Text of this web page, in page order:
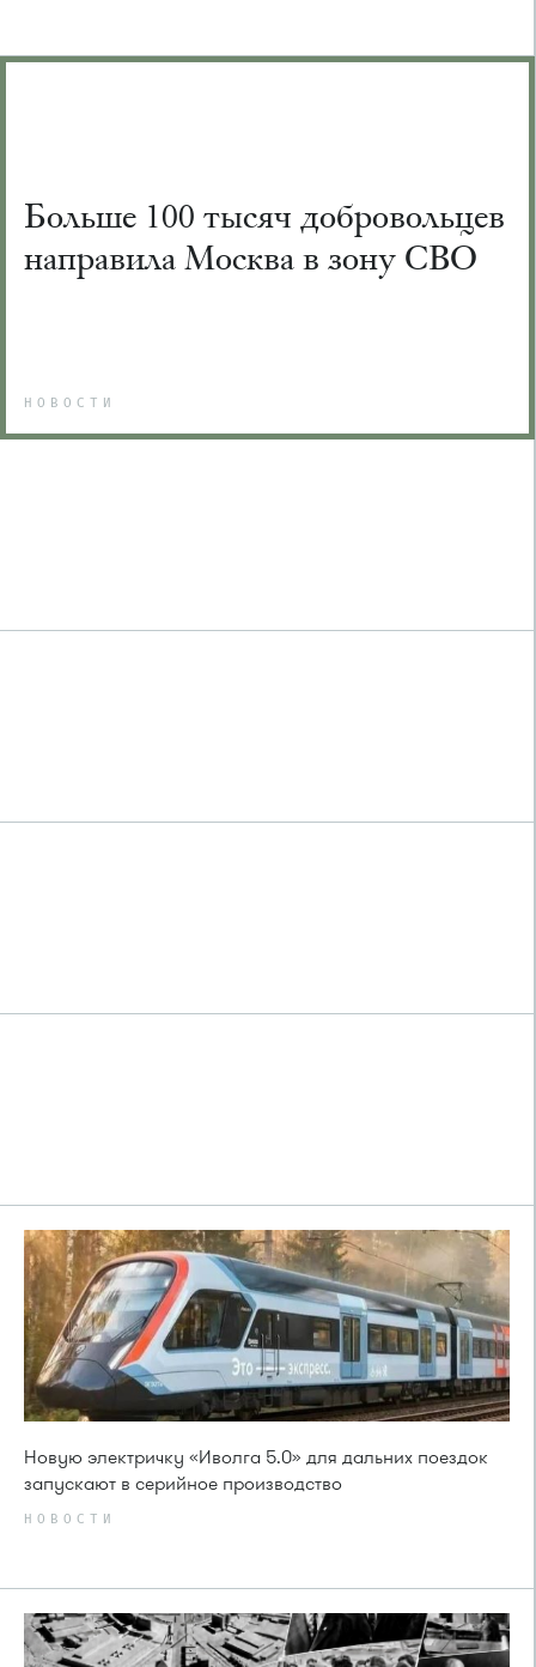
Больше 100 тысяч добровольцев
направила Москва в зону СВО
НОВОСТИ
Новую электричку «Иволга 5.0» для дальних поездок
запускают в серийное производство
НОВОСТИ